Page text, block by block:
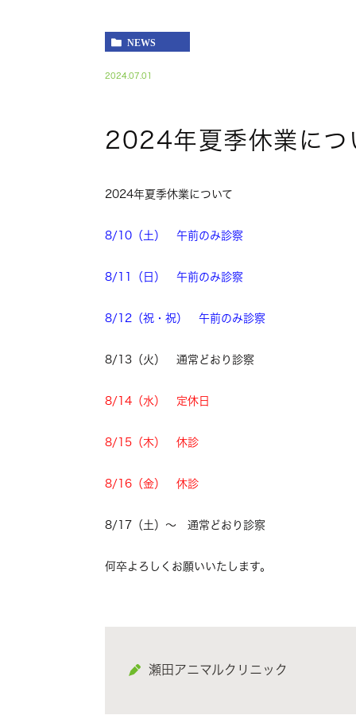
NEWS
2024.07.01
2024年夏季休業につ
2024年夏季休業について
8/10（土） 午前のみ診察
8/11（日） 午前のみ診察
8/12（祝・祝） 午前のみ診察
8/13（火） 通常どおり診察
8/14（水 ） 定休日
8/15（木） 休診
8/16（金） 休診
8/17（土）～ 通常どおり診察
何卒よろしくお願いいたします。
瀬田アニマルクリニック